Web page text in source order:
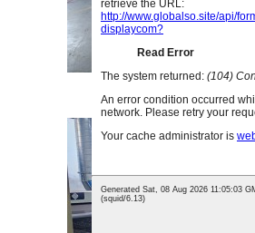
আঠা লাগানোর কর্মশালা